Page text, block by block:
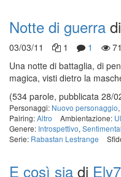
Notte di guerra di
03/03/11 1 1
Una notte di battaglia, di
magica, visti dietro la
(534 parole, pubblicata 28/
Personaggi: Nuovo personaggio,
Pairing:Altro Ambientazione:
Genere: Introspettivo,
Serie: Rabastan Lestrange
E così sia di